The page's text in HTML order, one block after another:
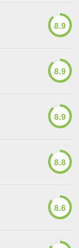
8.9
8.9
8.9
8.8
8.6